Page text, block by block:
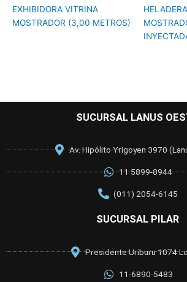
EXHIBIDORA VITRINA
MOSTRADOR (3,00 METROS)
SUCURSAL LANUS
Av. Hipólito Yrigoyen 3970
11 5899-8944
(011) 2054-6145
SUCURSAL PILAR
Presidente Uriburu 1074
11-6890-5483